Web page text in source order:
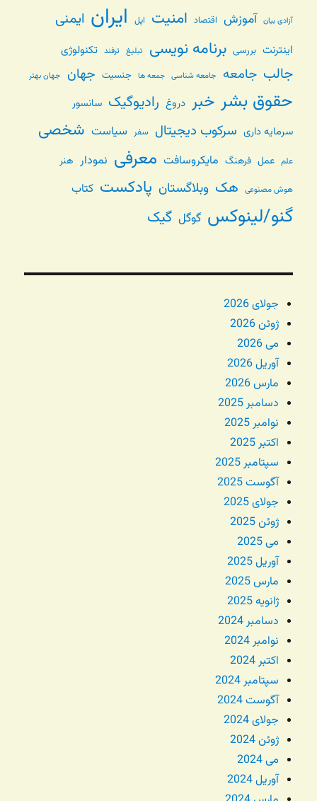
آزادی بیان آموزش اقتصاد امنیت اپل ایران ایمنی
اینترنت بررسی برنامه نویسی تبلیغ ترفند تکنولوژی
جالب جامعه جامعه شناسی جمعه ها جنسیت جهان جهان بهتر
حقوق بشر خبر دروغ رادیوگیک سانسور
سرمایه داری سرکوب دیجیتال سفر سیاست شخصی
علم عمل فرهنگ مایکروسافت معرفی نمودار هنر
هوش مصنوعی هک وبلاگستان پادکست کتاب
گنو/لینوکس گوگل گیک
جولای 2026
ژوئن 2026
می 2026
آوریل 2026
مارس 2026
دسامبر 2025
نوامبر 2025
اکتبر 2025
سپتامبر 2025
آگوست 2025
جولای 2025
ژوئن 2025
می 2025
آوریل 2025
مارس 2025
ژانویه 2025
دسامبر 2024
نوامبر 2024
اکتبر 2024
سپتامبر 2024
آگوست 2024
جولای 2024
ژوئن 2024
می 2024
آوریل 2024